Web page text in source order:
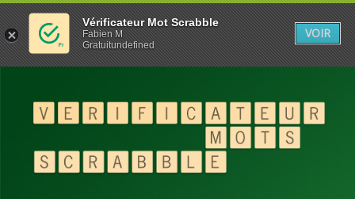
Vérificateur Mot Scrabble
Fabien M
Gratuitundefined
VOIR